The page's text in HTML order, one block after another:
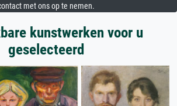
met ons op te nemen.
kunstwerken voor u
geselecteerd